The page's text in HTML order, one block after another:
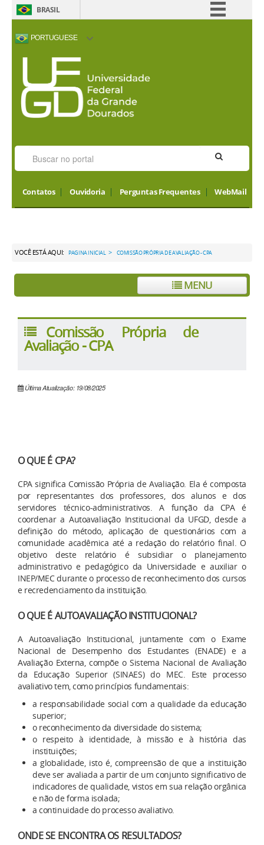
BRASIL
PORTUGUESE
ACESSIBILIDADE ALTO CONTRASTE
VISITORS
Contatos Ouvidoria Perguntas Frequentes WebMail
VOCÊ ESTÁ AQUI: PAGINA INICIAL > COMISSÃO PRÓPRIA DE AVALIAÇÃO - CPA
MENU
Comissão Própria de
Avaliação - CPA
Última Atualização: 19/08/2025
O QUE É CPA?
CPA significa Comissão Própria de Avaliação. Ela é composta
por representantes dos professores, dos alunos e dos
servidores técnico-administrativos. A função da CPA é
coordenar a Autoavaliação Institucional da UFGD, desde a
definição do método, aplicação de questionários com a
comunidade acadêmica até a redação do relatório final. O
objetivo deste relatório é subsidiar o planejamento
administrativo e pedagógico da Universidade e auxiliar o
INEP/MEC durante o processo de reconhecimento dos cursos
e recredenciamento da instituição.
O QUE É AUTOAVALIAÇÃO INSTITUCIONAL?
A Autoavaliação Institucional, juntamente com o Exame
Nacional de Desempenho dos Estudantes (ENADE) e a
Avaliação Externa, compõe o Sistema Nacional de Avaliação
da Educação Superior (SINAES) do MEC. Este processo
avaliativo tem, como princípios fundamentais:
a responsabilidade social com a qualidade da educação
superior;
o reconhecimento da diversidade do sistema;
o respeito à identidade, à missão e à história das
instituições;
a globalidade, isto é, compreensão de que a instituição
deve ser avaliada a partir de um conjunto significativo de
indicadores de qualidade, vistos em sua relação orgânica
e não de forma isolada;
a continuidade do processo avaliativo.
ONDE SE ENCONTRA OS RESULTADOS?